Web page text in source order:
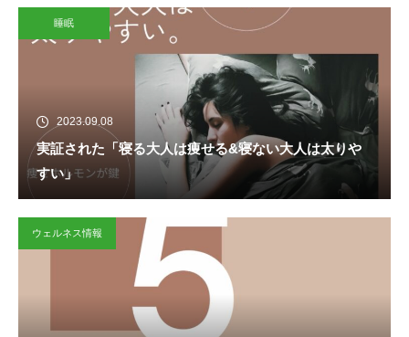
睡眠
2023.09.08
実証された「寝る大人は痩せる&寝ない大人は太りや
すい」
ウェルネス情報